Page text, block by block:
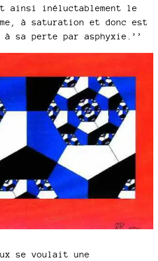
ainsi inéluctablement le
à saturation et donc est
à sa perte par asphyxie.’’
se voulait une